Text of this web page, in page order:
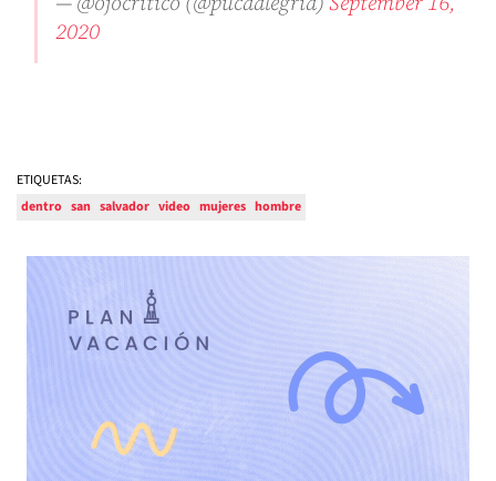
2020
ETIQUETAS:
dentro san salvador video mujeres hombre